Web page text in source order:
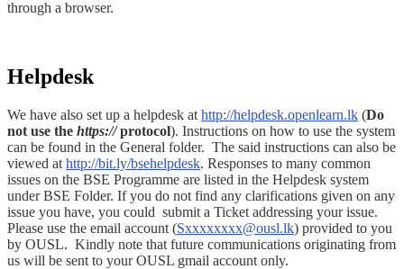
through a browser.
Helpdesk
We have also set up a helpdesk at http://helpdesk.openlearn.lk (Do
not use the https://protocol). Instructions on how to use the system
can be found in the General folder. The said instructions can also be
viewed at http://bit.ly/bsehelpdesk. Responses to many common
issues on the BSE Programme are listed in the Helpdesk system
under BSE Folder. If you do not find any clarifications given on any
issue you have, you could submit a Ticket addressing your issue.
Please use the email account (Sxxxxxxxx@ousl.lk) provided to you
by OUSL. Kindly note that future communications originating from
us will be sent to your OUSL gmail account only.